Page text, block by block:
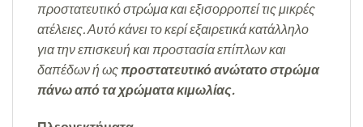
προστατευτικό στρώμα και εξισορροπεί τις μικρές
ατέλειες. Αυτό κάνει το κερί εξαιρετικά κατάλληλο
για την επισκευή και προστασία επίπλων και
δαπέδων ή ως προστατευτικό ανώτατο στρώμα
πάνω από τα χρώματα κιμωλίας.